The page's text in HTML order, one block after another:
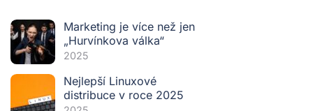
Marketing je více než jen
„Hurvínkova válka“
2025
Nejlepší Linuxové
distribuce v roce 2025